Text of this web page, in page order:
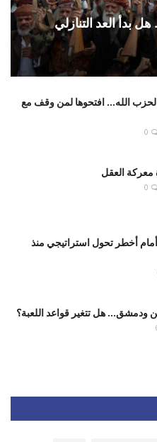
بدأ العد التنازلي
لحزب الله... افتحوها لمن وقف مع
0
معركة العقل
0
أخطر تحول استراتيجي منذ
ودمشق... هل تتغير قواعد اللعبة؟